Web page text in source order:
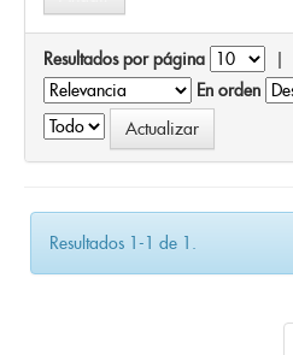
Resultados por página |
En orden
Resultados 1-1 de 1.